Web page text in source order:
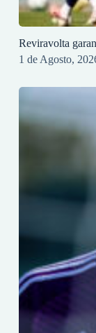
Reviravolta
1 de Agosto,